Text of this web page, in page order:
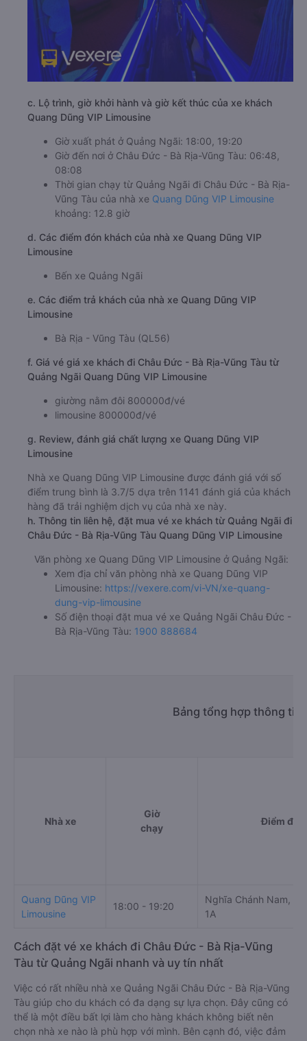
c. Lộ trình, giờ khởi hành và giờ kết thúc của xe khách
Quang Dũng VIP Limousine
Giờ xuất phát ở Quảng Ngãi: 18:00, 19:20
Giờ đến nơi ở Châu Đức - Bà Rịa-Vũng Tàu: 06:48,
08:08
Thời gian chạy từ Quảng Ngãi đi Châu Đức - Bà Rịa-
Vũng Tàu của nhà xe Quang Dũng VIP Limousine
khoảng: 12.8 giờ
d. Các điểm đón khách của nhà xe Quang Dũng VIP
Limousine
Bến xe Quảng Ngãi
e. Các điểm trả khách của nhà xe Quang Dũng VIP
Limousine
Bà Rịa - Vũng Tàu (QL56)
f. Giá vé giá xe khách đi Châu Đức - Bà Rịa-Vũng Tàu từ
Quảng Ngãi Quang Dũng VIP Limousine
giường nằm đôi 800000đ/vé
limousine 800000đ/vé
g. Review, đánh giá chất lượng xe Quang Dũng VIP
Limousine
Nhà xe Quang Dũng VIP Limousine được đánh giá với số
điểm trung bình là 3.7/5 dựa trên 1141 đánh giá của khách
hàng đã trải nghiệm dịch vụ của nhà xe này.
h. Thông tin liên hệ, đặt mua vé xe khách từ Quảng Ngãi đi
Châu Đức - Bà Rịa-Vũng Tàu Quang Dũng VIP Limousine
Văn phòng xe Quang Dũng VIP Limousine ở Quảng Ngãi:
Xem địa chỉ văn phòng nhà xe Quang Dũng VIP
Limousine: https://vexere.com/vi-VN/xe-quang-
dung-vip-limousine
Số điện thoại đặt mua vé xe Quảng Ngãi Châu Đức -
Bà Rịa-Vũng Tàu: 1900 888684
Bảng tổng hợp thông tin
Nhà xe
Giờ
chạy
Điểm đi
Quang Dũng VIP
Limousine
18:00 - 19:20
Nghĩa Chánh Nam,
1A
Cách đặt vé xe khách đi Châu Đức - Bà Rịa-Vũng
Tàu từ Quảng Ngãi nhanh và uy tín nhất
Việc có rất nhiều nhà xe Quảng Ngãi Châu Đức - Bà Rịa-Vũng
Tàu giúp cho du khách có đa dạng sự lựa chọn. Đây cũng có
thể là một điều bất lợi làm cho hàng khách không biết nên
chọn nhà xe nào là phù hợp với mình. Bên cạnh đó, việc đảm